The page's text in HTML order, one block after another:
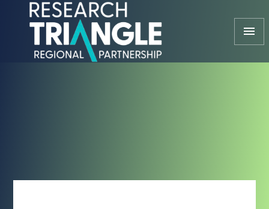
Doorgaan naar artikel
menu